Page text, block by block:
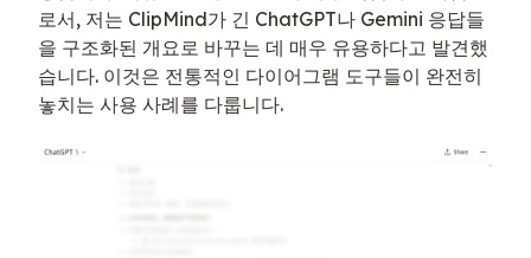
로서, 저는 ClipMind가 긴 ChatGPT나 Gemini 응답들
을 구조화된 개요로 바꾸는 데 매우 유용하다고 발견했
습니다. 이것은 전통적인 다이어그램 도구들이 완전히
놓치는 사용 사례를 다룹니다.